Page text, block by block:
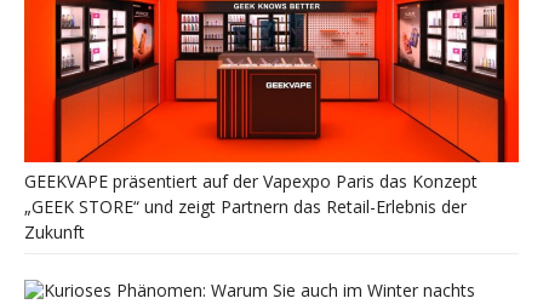
GEEKVAPE präsentiert auf der Vapexpo Paris das Konzept
„GEEK STORE“ und zeigt Partnern das Retail-Erlebnis der
Zukunft